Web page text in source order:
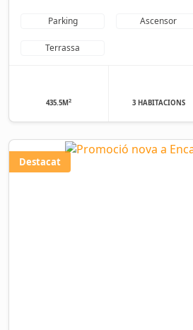
Parking Ascensor
Terrassa
435.5M2 3 HABITACIONS
Destacat